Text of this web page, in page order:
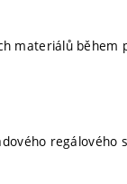
materiálů během
regálového